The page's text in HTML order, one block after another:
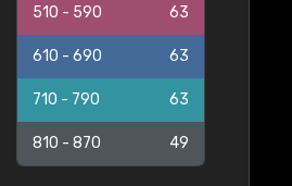
510 - 590 63
610 - 690 63
710 - 790 63
810 - 870 49